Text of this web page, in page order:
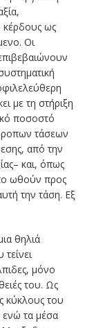
κέρδους ως
Οι
με τη στήριξη
ποσοστό
τάσεων
από την
και, όπως
ωθούν προς
την τάση. Εξ
θηλιά
μόνο
του. Ως
κύκλους του
ενώ τα μέσα